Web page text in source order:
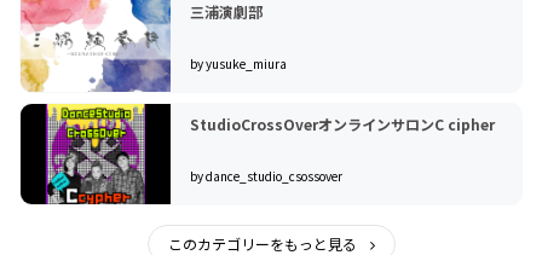
三浦演劇部
by yusuke_miura
StudioCrossOverオンラインサロンC cipher
by dance_studio_csossover
このカテゴリーをもっと見る